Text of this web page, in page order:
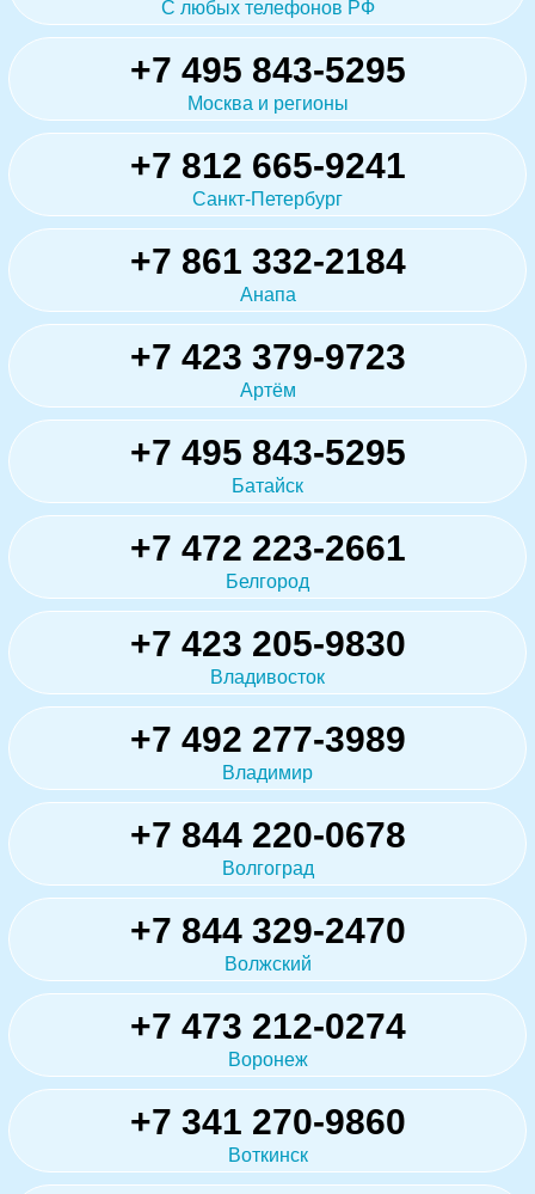
С любых телефонов РФ
+7 495 843-5295
Москва и регионы
+7 812 665-9241
Санкт-Петербург
+7 861 332-2184
Анапа
+7 423 379-9723
Артём
+7 495 843-5295
Батайск
+7 472 223-2661
Белгород
+7 423 205-9830
Владивосток
+7 492 277-3989
Владимир
+7 844 220-0678
Волгоград
+7 844 329-2470
Волжский
+7 473 212-0274
Воронеж
+7 341 270-9860
Воткинск